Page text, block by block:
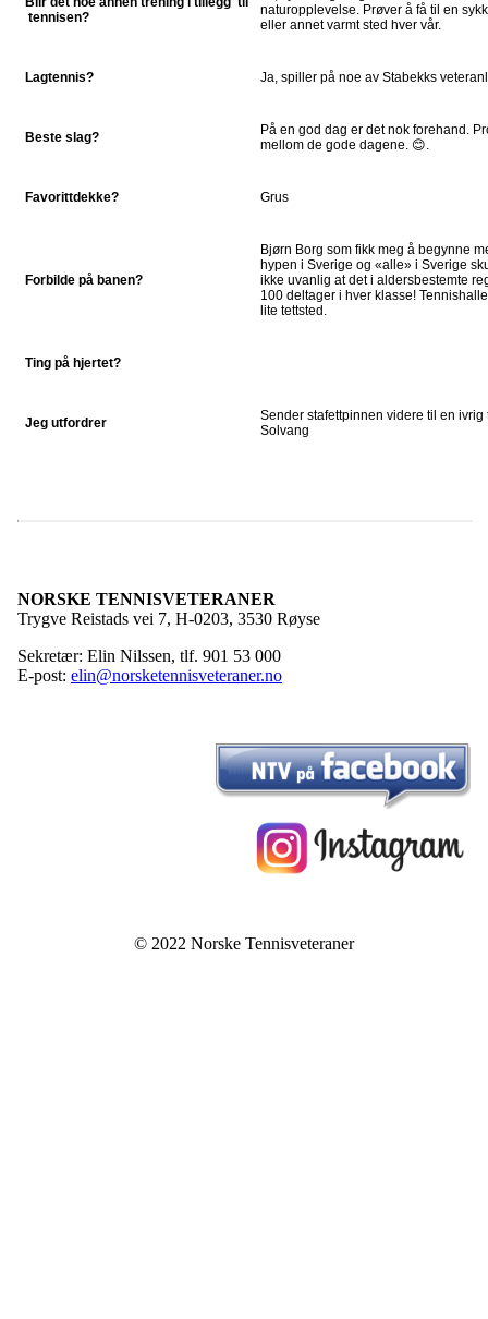
tennisen?
naturopplevelse. Prøver å få til en
eller annet varmt sted hver vår.
Lagtennis? Ja, spiller på noe av Stabekks
Beste slag?
På en god dag er det nok forehand.
mellom de gode dagene. 😊.
Favorittdekke? Grus
Forbilde på banen?
Bjørn Borg som fikk meg å begynne
hypen i Sverige og «alle» i Sverige
ikke uvanlig at det i aldersbestemte
100 deltager i hver klasse!
lite tettsted.
Ting på hjertet?
Jeg utfordrer
Sender stafettpinnen videre til en
Solvang
NORSKE TENNISVETERANER
Trygve Reistads vei 7, H-0203, 3530 Røyse
Sekretær: Elin Nilssen, tlf. 901 53 000
E-post: elin@norsketennisveteraner.no
© 2022 Norske Tennisveteraner